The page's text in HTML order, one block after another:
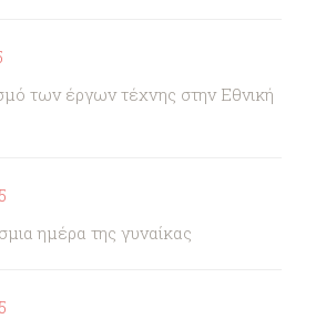
των έργων τέχνης στην Εθνική
ημέρα της γυναίκας